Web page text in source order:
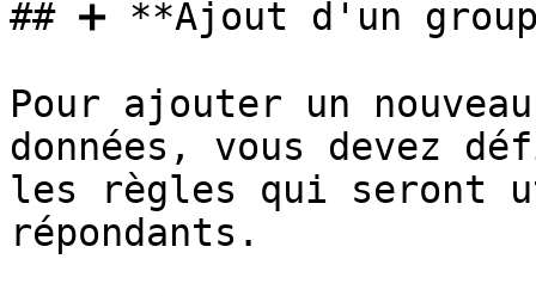
## ➕ **Ajout d'un
Pour ajouter un
données, vous devez
les règles qui
répondants.